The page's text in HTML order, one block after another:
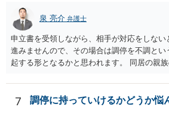
議の内容を前提とした主張をすることが最も
人は応じない姿勢を示していることから，実
主張としては維持しつつも，現実的な解決
しどころ）としては，譲歩することを甘受し
れません。
泉 亮介 弁護士
申立書を受領しながら、相手が対応をしな
進みませんので、その場合は調停を不調とい
起する形となるかと思われます。 同居の親
め、後からひっくり返すということは難し
す。 公開相談の場でのご相談については、
7 調停に持っていけるかどうか悩